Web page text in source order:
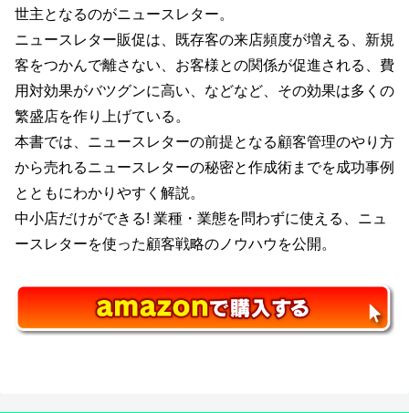
世主となるのがニュースレター。
ニュースレター販促は、既存客の来店頻度が増える、新規
客をつかんで離さない、お客様との関係が促進される、費
用対効果がバツグンに高い、などなど、その効果は多くの
繁盛店を作り上げている。
本書では、ニュースレターの前提となる顧客管理のやり方
から売れるニュースレターの秘密と作成術までを成功事例
とともにわかりやすく解説。
中小店だけができる! 業種・業態を問わずに使える、ニュ
ースレターを使った顧客戦略のノウハウを公開。